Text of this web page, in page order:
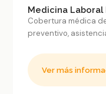
Medicina Laboral
Cobertura médica
preventivo,
Ver más